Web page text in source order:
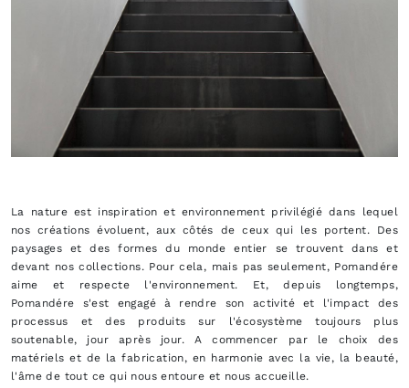
La nature est inspiration et environnement privilégié dans lequel
nos créations évoluent, aux côtés de ceux qui les portent. Des
paysages et des formes du monde entier se trouvent dans et
devant nos collections. Pour cela, mais pas seulement, Pomandére
aime et respecte l'environnement. Et, depuis longtemps,
Pomandére s'est engagé à rendre son activité et l'impact des
processus et des produits sur l'écosystème toujours plus
soutenable, jour après jour. A commencer par le choix des
matériels et de la fabrication, en harmonie avec la vie, la beauté,
l'âme de tout ce qui nous entoure et nous accueille.